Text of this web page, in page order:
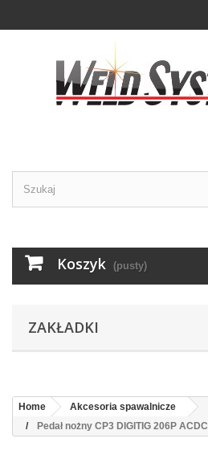
Koszyk (pusty)
ZAKŁADKI
Home
Akcesoria spawalnicze
Pedał nożny CP3 DIGITIG 206P ACDC